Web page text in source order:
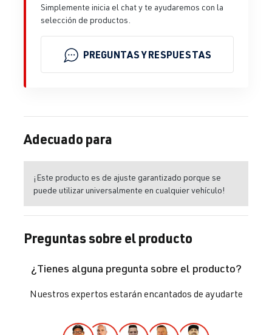
Simplemente inicia el chat y te ayudaremos con la
selección de productos.
PREGUNTAS Y RESPUESTAS
Adecuado para
¡Este producto es de ajuste garantizado porque se
puede utilizar universalmente en cualquier vehículo!
Preguntas sobre el producto
¿Tienes alguna pregunta sobre el producto?
Nuestros expertos estarán encantados de ayudarte